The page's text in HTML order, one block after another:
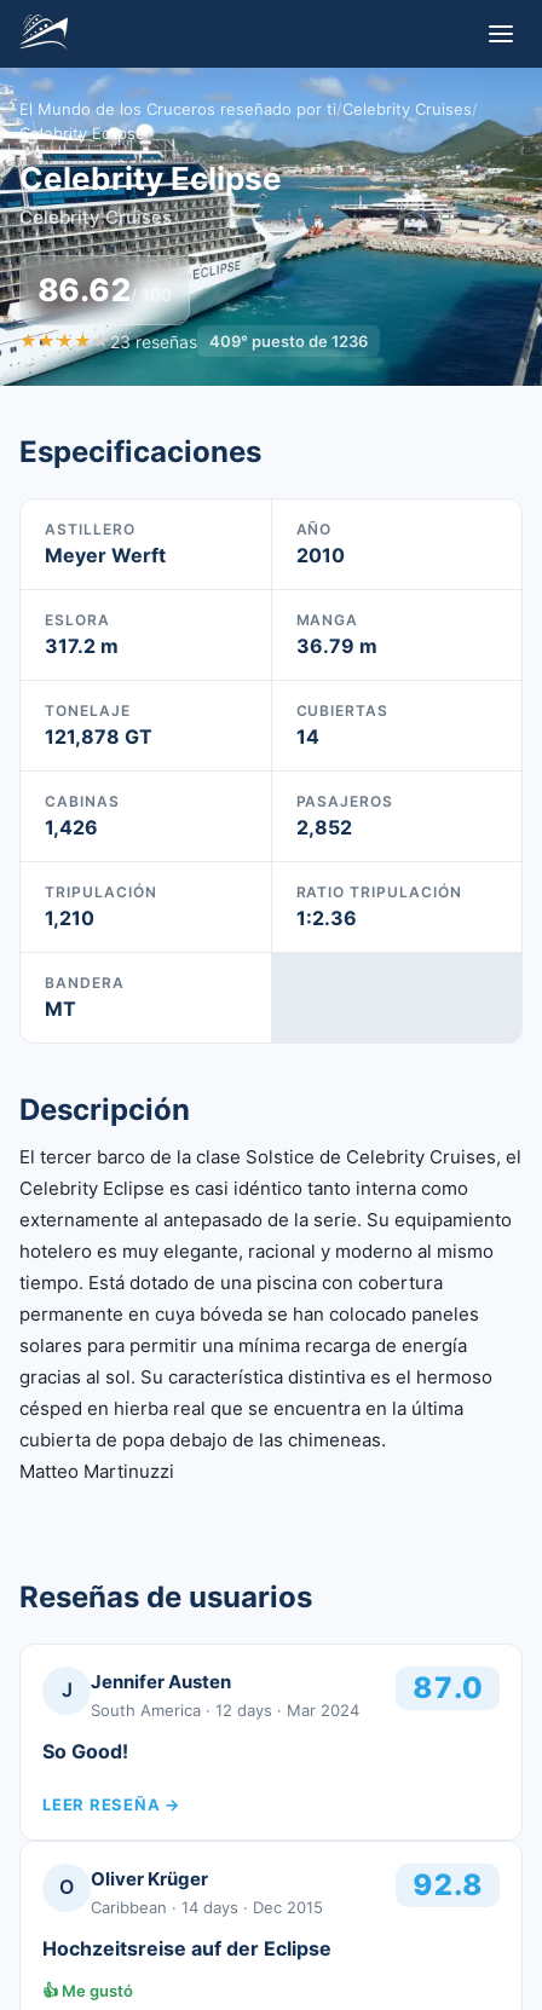
El Mundo de los Cruceros reseñado por ti/Celebrity Cruises/
Celebrity Eclipse
Celebrity Eclipse
Celebrity Cruises
86.62/ 100
★★★★★23 reseñas 409°puesto de1236
Especificaciones
ASTILLERO
Meyer Werft
AÑO
2010
ESLORA
317.2 m
MANGA
36.79 m
TONELAJE
121,878 GT
CUBIERTAS
14
CABINAS
1,426
PASAJEROS
2,852
TRIPULACIÓN
1,210
RATIO TRIPULACIÓN
1:2.36
BANDERA
MT
Descripción
El tercer barco de la clase Solstice de Celebrity Cruises, el
Celebrity Eclipse es casi idéntico tanto interna como
externamente al antepasado de la serie. Su equipamiento
hotelero es muy elegante, racional y moderno al mismo
tiempo. Está dotado de una piscina con cobertura
permanente en cuya bóveda se han colocado paneles
solares para permitir una mínima recarga de energía
gracias al sol. Su característica distintiva es el hermoso
césped en hierba real que se encuentra en la última
cubierta de popa debajo de las chimeneas.
Matteo Martinuzzi
Reseñas de usuarios
J Jennifer Austen
South America · 12 days · Mar 2024
87.0
So Good!
LEER RESEÑA →
O Oliver Krüger
Caribbean · 14 days · Dec 2015
92.8
Hochzeitsreise auf der Eclipse
👍 Me gustó